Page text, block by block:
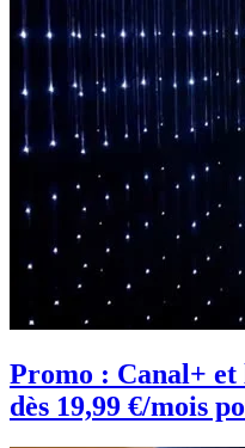
Promo : Canal+
dès 19,99 €/mois